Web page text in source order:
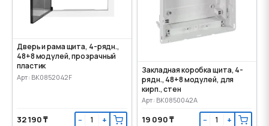
Дверь и рама щита, 4-рядн.,
48+8 модулей, прозрачный
пластик
Арт: BK0852042F
32 190 ₸ − +
Закладная коробка щита, 4-
рядн., 48+8 модулей, для
кирп., cтен
Арт: BK0850042A
19 090 ₸ − +